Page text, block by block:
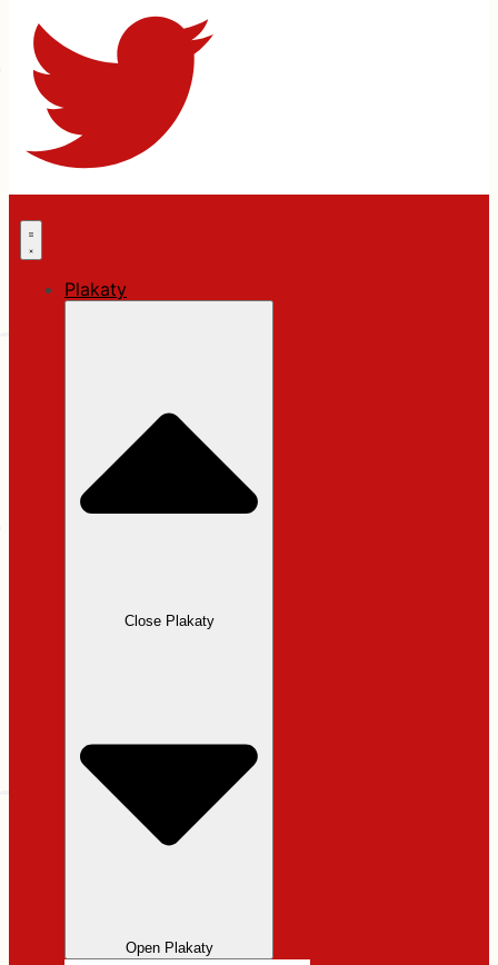
Plakaty
Close Plakaty
Open Plakaty